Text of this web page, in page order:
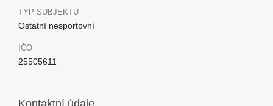
TYP SUBJEKTU
Ostatní nesportovní
IČO
25505611
Kontaktní údaje